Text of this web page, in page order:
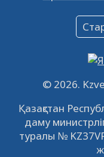
Объявление
16.12.2022
Свободные
IPO
встречу с
© 2026.
Қазақстан
даму
туралы №